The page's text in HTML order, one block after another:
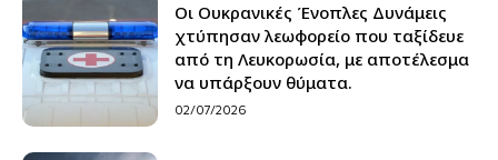
Οι Ουκρανικές Ένοπλες Δυνάμεις
χτύπησαν λεωφορείο που ταξίδευε
από τη Λευκορωσία, με αποτέλεσμα
να υπάρξουν θύματα.
02/07/2026